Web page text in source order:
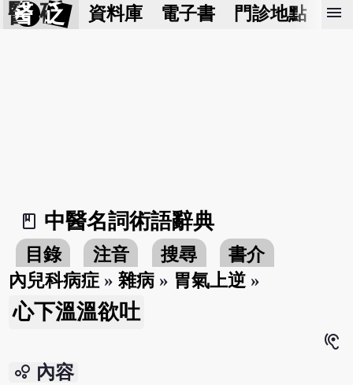
醫 砭 資料庫 電子書 門診地點 預
menu
book_2
中醫名詞術語辭典
目錄 注音 搜尋
書介
內兒科病症 »雜病 » 胃氣上逆 »
心下溫溫欲吐
hearing
bubble_chart 內容